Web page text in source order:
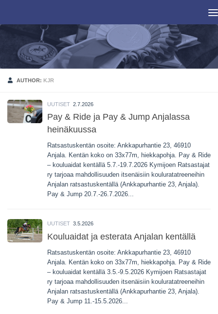
AUTHOR: KJR
UUTISET 2.7.2026
Pay & Ride ja Pay & Jump Anjalassa
heinäkuussa
Ratsastuskentän osoite: Ankkapurhantie 23, 46910
Anjala. Kentän koko on 33x77m, hiekkapohja. Pay & Ride
– kouluaidat kentällä 5.7.-19.7.2026 Kymijoen Ratsastajat
ry tarjoaa mahdollisuuden itsenäisiin kouluratatreeneihin
Anjalan ratsastuskentällä (Ankkapurhantie 23, Anjala).
Pay & Jump 20.7.-26.7.2026...
UUTISET 3.5.2026
Kouluaidat ja esterata Anjalan kentällä
Ratsastuskentän osoite: Ankkapurhantie 23, 46910
Anjala. Kentän koko on 33x77m, hiekkapohja. Pay & Ride
– kouluaidat kentällä 3.5.-9.5.2026 Kymijoen Ratsastajat
ry tarjoaa mahdollisuuden itsenäisiin kouluratatreeneihin
Anjalan ratsastuskentällä (Ankkapurhantie 23, Anjala).
Pay & Jump 11.-15.5.2026...